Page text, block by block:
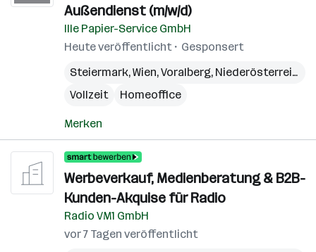
Außendienst (m/w/d)
Ille Papier-Service GmbH
Heute veröffentlicht
Gesponsert
Steiermark,Wien,Voralberg, Niederösterreich
Vollzeit
Homeoffice
Merken
Werbeverkauf, Medienberatung & B2B-
Kunden-Akquise für Radio
Radio VM1 GmbH
vor 7 Tagen veröffentlicht